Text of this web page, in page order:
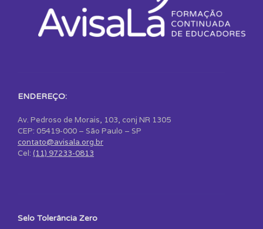
ENDEREÇO:
Av. Pedroso de Morais, 103, conj NR 1305
CEP: 05419-000 – São Paulo – SP
contato@avisala.org.br
Cel: (11) 97233-0813
Selo Tolerância Zero